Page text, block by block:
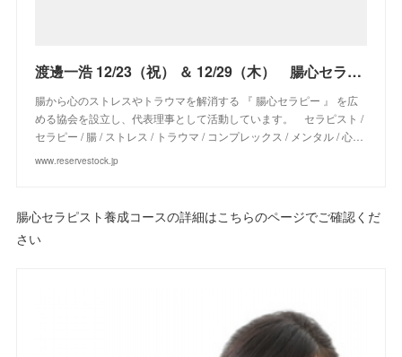
渡邊一浩 12/23（祝） ＆ 12/29（木） 腸心セラピスト養成コース in 東京 ≪2日間コース≫
腸から心のストレスやトラウマを解消する 『 腸心セラピー 』 を広
める協会を設立し、代表理事として活動しています。 セラピスト /
セラピー / 腸 / ストレス / トラウマ / コンプレックス / メンタル / 心…
www.reservestock.jp
腸心セラピスト養成コースの詳細はこちらのページでご確認くだ
さい